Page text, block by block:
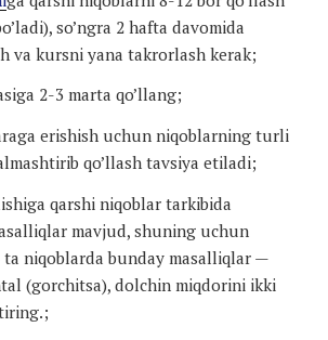
so’ngra 2 hafta davomida
va kursni yana takrorlash kerak;
2-3 marta qo’llang;
erishish uchun niqoblarning turli
qo’llash tavsiya etiladi;
qarshi niqoblar tarkibida
mavjud, shuning uchun
niqoblarda bunday masalliqlar —
(gorchitsa), dolchin miqdorini ikki